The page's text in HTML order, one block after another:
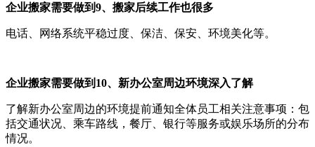
企业搬家需要做到9、搬家后续工作也很多
电话、网络系统平稳过度、保洁、保安、环境美化等。
企业搬家需要做到10、新办公室周边环境深入了解
了解新办公室周边的环境提前通知全体员工相关注意事项：包
括交通状况、乘车路线，餐厅、银行等服务或娱乐场所的分布
情况。